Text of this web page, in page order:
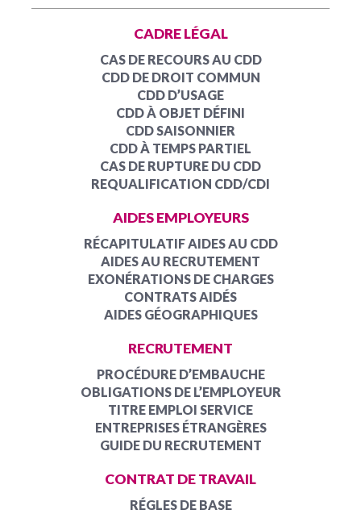
CADRE LÉGAL
CAS DE RECOURS AU CDD
CDD DE DROIT COMMUN
CDD D’USAGE
CDD À OBJET DÉFINI
CDD SAISONNIER
CDD À TEMPS PARTIEL
CAS DE RUPTURE DU CDD
REQUALIFICATION CDD/CDI
AIDES EMPLOYEURS
RÉCAPITULATIF AIDES AU CDD
AIDES AU RECRUTEMENT
EXONÉRATIONS DE CHARGES
CONTRATS AIDÉS
AIDES GÉOGRAPHIQUES
RECRUTEMENT
PROCÉDURE D’EMBAUCHE
OBLIGATIONS DE L’EMPLOYEUR
TITRE EMPLOI SERVICE
ENTREPRISES ÉTRANGÈRES
GUIDE DU RECRUTEMENT
CONTRAT DE TRAVAIL
RÉGLES DE BASE